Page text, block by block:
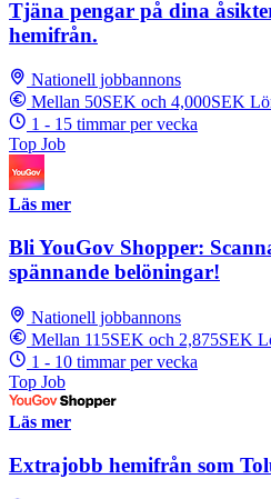
Tjäna pengar på dina
hemifrån.
Nationell jobbannons
Mellan 50SEK och 4,000SEK
1 - 15 timmar per vecka
Top Job
Läs mer
Bli YouGov Shopper:
spännande belöningar!
Nationell jobbannons
Mellan 115SEK och 2,875SEK
1 - 10 timmar per vecka
Top Job
Läs mer
Extrajobb hemifrån som